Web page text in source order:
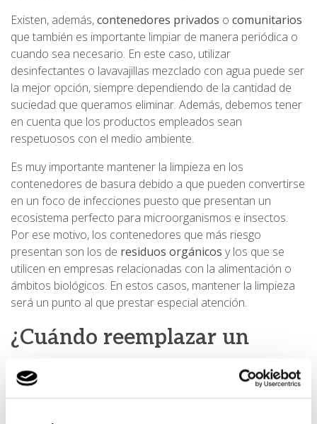
Existen, además,contenedores privados o comunitarios
que también es importante limpiar de manera periódica o
cuando sea necesario. En este caso, utilizar
desinfectantes o lavavajillas mezclado con agua puede ser
la mejor opción, siempre dependiendo de la cantidad de
suciedad que queramos eliminar. Además, debemos tener
en cuenta que los productos empleados sean
respetuosos con el medio ambiente.
Es muy importante mantener la limpieza en los
contenedores de basura debido a que pueden convertirse
en un foco de infecciones puesto que presentan un
ecosistema perfecto para microorganismos e insectos.
Por ese motivo, los contenedores que más riesgo
presentan son los de residuos orgánicos y los que se
utilicen en empresas relacionadas con la alimentación o
ámbitos biológicos. En estos casos, mantener la limpieza
será un punto al que prestar especial atención.
¿Cuándo reemplazar un
contenedor de residuos?
Como muchas otras cosas, los contenedores también